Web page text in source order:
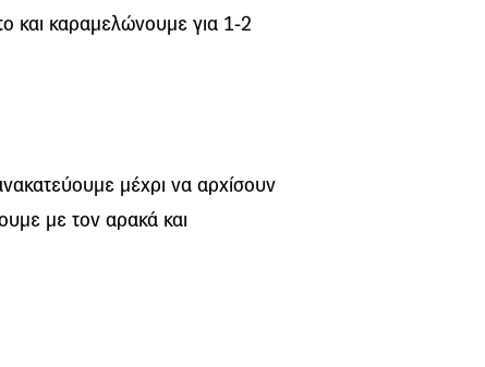
και καραμελώνουμε για 1-2
μέχρι να αρχίσουν
με τον αρακά και